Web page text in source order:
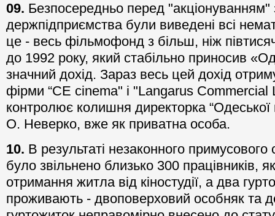
09. Безпосередньо перед "акціонуванням"
держпідприємства були виведені всі
це - весь фільмофонд з більш, ніж
до 1992 року, який стабільно приносив
значний дохід. Зараз весь цей дохід
фірми “СЕ cinema" і "Langarus Commercial
контролює колишня директорка “Одеської
О. Неверко, вже як приватна особа.
10. В результаті незаконного
було звільнено близько 300 працівників,
отримання житла від кіностудії, а два
проживають - двоповерховий особняк та